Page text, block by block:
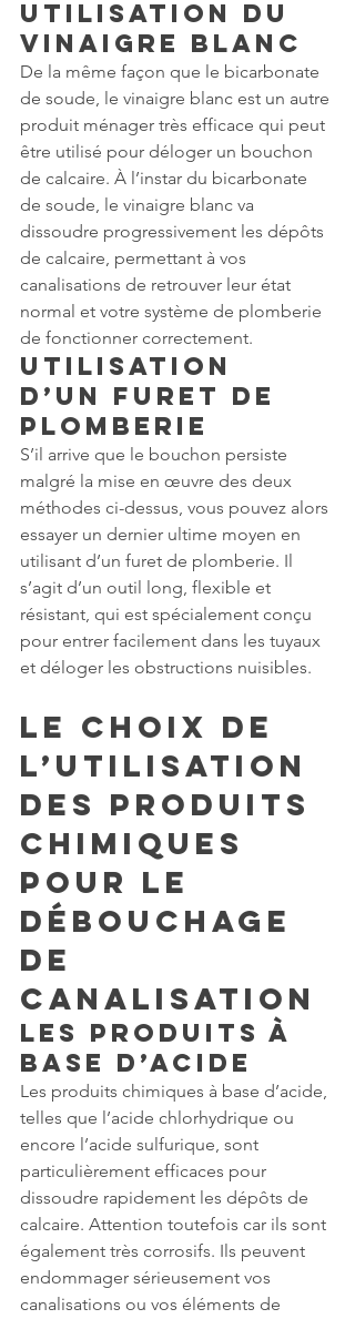
Utilisation du
vinaigre blanc
De la même façon que le bicarbonate
de soude, le vinaigre blanc est un autre
produit ménager très efficace qui peut
être utilisé pour déloger un bouchon
de calcaire. À l’instar du bicarbonate
de soude, le vinaigre blanc va
dissoudre progressivement les dépôts
de calcaire, permettant à vos
canalisations de retrouver leur état
normal et votre système de plomberie
de fonctionner correctement.
Utilisation
d’un furet de
plomberie
S’il arrive que le bouchon persiste
malgré la mise en œuvre des deux
méthodes ci-dessus, vous pouvez alors
essayer un dernier ultime moyen en
utilisant d’un furet de plomberie. Il
s’agit d’un outil long, flexible et
résistant, qui est spécialement conçu
pour entrer facilement dans les tuyaux
et déloger les obstructions nuisibles.
Le choix de
l’utilisation
des produits
chimiques
pour le
débouchage
de
canalisation
Les produits à
base d’acide
Les produits chimiques à base d’acide,
telles que l’acide chlorhydrique ou
encore l’acide sulfurique, sont
particulièrement efficaces pour
dissoudre rapidement les dépôts de
calcaire. Attention toutefois car ils sont
également très corrosifs. Ils peuvent
endommager sérieusement vos
canalisations ou vos éléments de